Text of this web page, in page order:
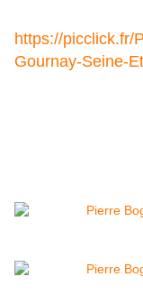
https://picclick.fr/
Gournay-Seine-